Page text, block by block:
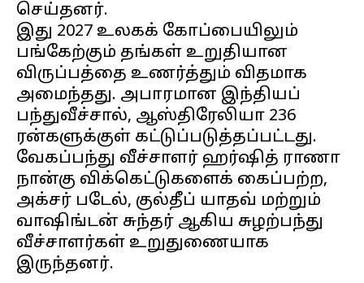
செய்தனர்.
இது 2027 உலகக் கோப்பையிலும்
பங்கேற்கும் தங்கள் உறுதியான
விருப்பத்தை உணர்த்தும் விதமாக
அமைந்தது. அபாரமான இந்தியப்
பந்துவீச்சால், ஆஸ்திரேலியா 236
ரன்களுக்குள் கட்டுப்படுத்தப்பட்டது.
வேகப்பந்து வீச்சாளர் ஹர்ஷித் ராணா
நான்கு விக்கெட்டுகளைக் கைப்பற்ற,
அக்சர் படேல், குல்தீப் யாதவ் மற்றும்
வாஷிங்டன் சுந்தர் ஆகிய சுழற்பந்து
வீச்சாளர்கள் உறுதுணையாக